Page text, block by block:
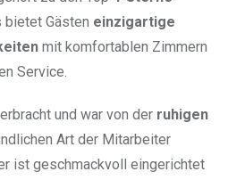
bietet Gästen einzigartige
mit komfortablen Zimmern
Service.
und war von der ruhigen
Art der Mitarbeiter
ist geschmackvoll eingerichtet